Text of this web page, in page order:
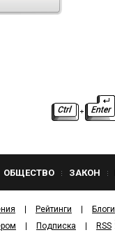
ОБЩЕСТВО ЗАКОН
Рейтинги Блоги
Подписка RSS